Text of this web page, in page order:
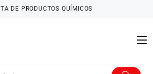
DE PRODUCTOS QUÍMICOS